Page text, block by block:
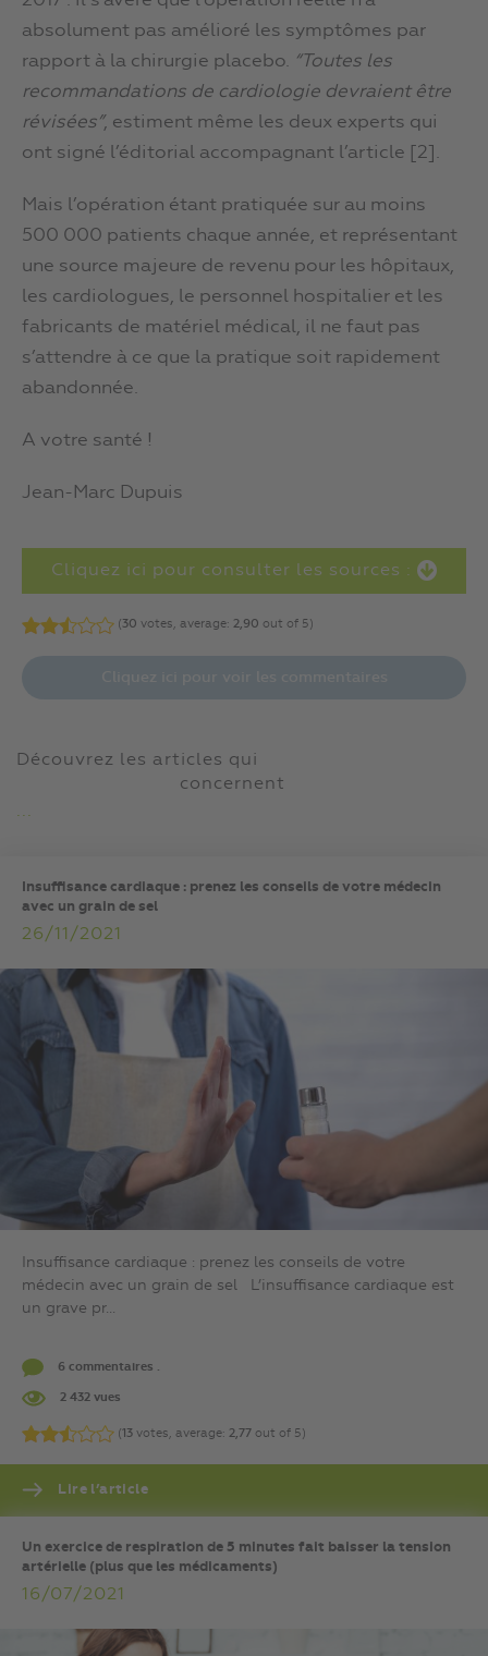
absolument pas amélioré les symptômes par
rapport à la chirurgie placebo. “Toutes les
recommandations de cardiologie devraient être
révisées”, estiment même les deux experts qui
ont signé l’éditorial accompagnant l’article [2].
Mais l’opération étant pratiquée sur au moins
500 000 patients chaque année, et représentant
une source majeure de revenu pour les hôpitaux,
les cardiologues, le personnel hospitalier et les
fabricants de matériel médical, il ne faut pas
s’attendre à ce que la pratique soit rapidement
abandonnée.
A votre santé !
Jean-Marc Dupuis
Cliquez ici pour consulter les sources :
(30 votes, average: 2,90 out of 5)
Découvrez les articles qui
concernent
...
Insuffisance cardiaque : prenez les conseils de votre médecin
avec un grain de sel
26/11/2021
Insuffisance cardiaque : prenez les conseils de votre
médecin avec un grain de sel L’insuffisance cardiaque est
un grave pr...
6 commentaires .
2 432 vues
(13 votes, average: 2,77 out of 5)
Lire l’article
Un exercice de respiration de 5 minutes fait baisser la tension
artérielle (plus que les médicaments)
16/07/2021